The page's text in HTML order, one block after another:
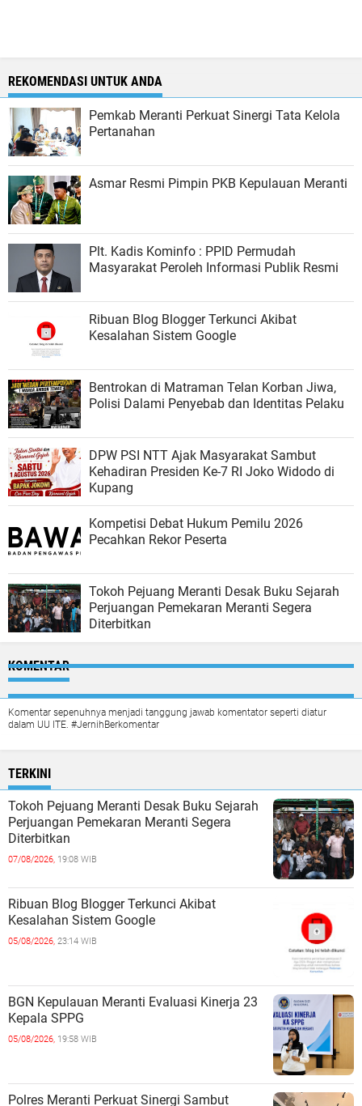
REKOMENDASI UNTUK ANDA
Pemkab Meranti Perkuat Sinergi Tata Kelola
Pertanahan
Asmar Resmi Pimpin PKB Kepulauan Meranti
Plt. Kadis Kominfo : PPID Permudah
Masyarakat Peroleh Informasi Publik Resmi
Ribuan Blog Blogger Terkunci Akibat
Kesalahan Sistem Google
Bentrokan di Matraman Telan Korban Jiwa,
Polisi Dalami Penyebab dan Identitas Pelaku
DPW PSI NTT Ajak Masyarakat Sambut
Kehadiran Presiden Ke-7 RI Joko Widodo di
Kupang
Kompetisi Debat Hukum Pemilu 2026
Pecahkan Rekor Peserta
Tokoh Pejuang Meranti Desak Buku Sejarah
Perjuangan Pemekaran Meranti Segera
Diterbitkan
KOMENTAR
Komentar sepenuhnya menjadi tanggung jawab komentator seperti diatur
dalam UU ITE. #JernihBerkomentar
TERKINI
Tokoh Pejuang Meranti Desak Buku Sejarah
Perjuangan Pemekaran Meranti Segera
Diterbitkan
07/08/2026, 19:08 WIB
Ribuan Blog Blogger Terkunci Akibat
Kesalahan Sistem Google
05/08/2026, 23:14 WIB
BGN Kepulauan Meranti Evaluasi Kinerja 23
Kepala SPPG
05/08/2026, 19:58 WIB
Polres Meranti Perkuat Sinergi Sambut